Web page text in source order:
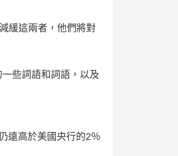
緩這兩者，他們將對
些詞語和詞語，以及
遠高於美國央行的2％